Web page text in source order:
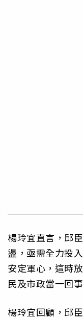
楊玲宜直言，邱
盪，亟需全力投
安定軍心，這時
民及市政當一回
楊玲宜回顧，邱